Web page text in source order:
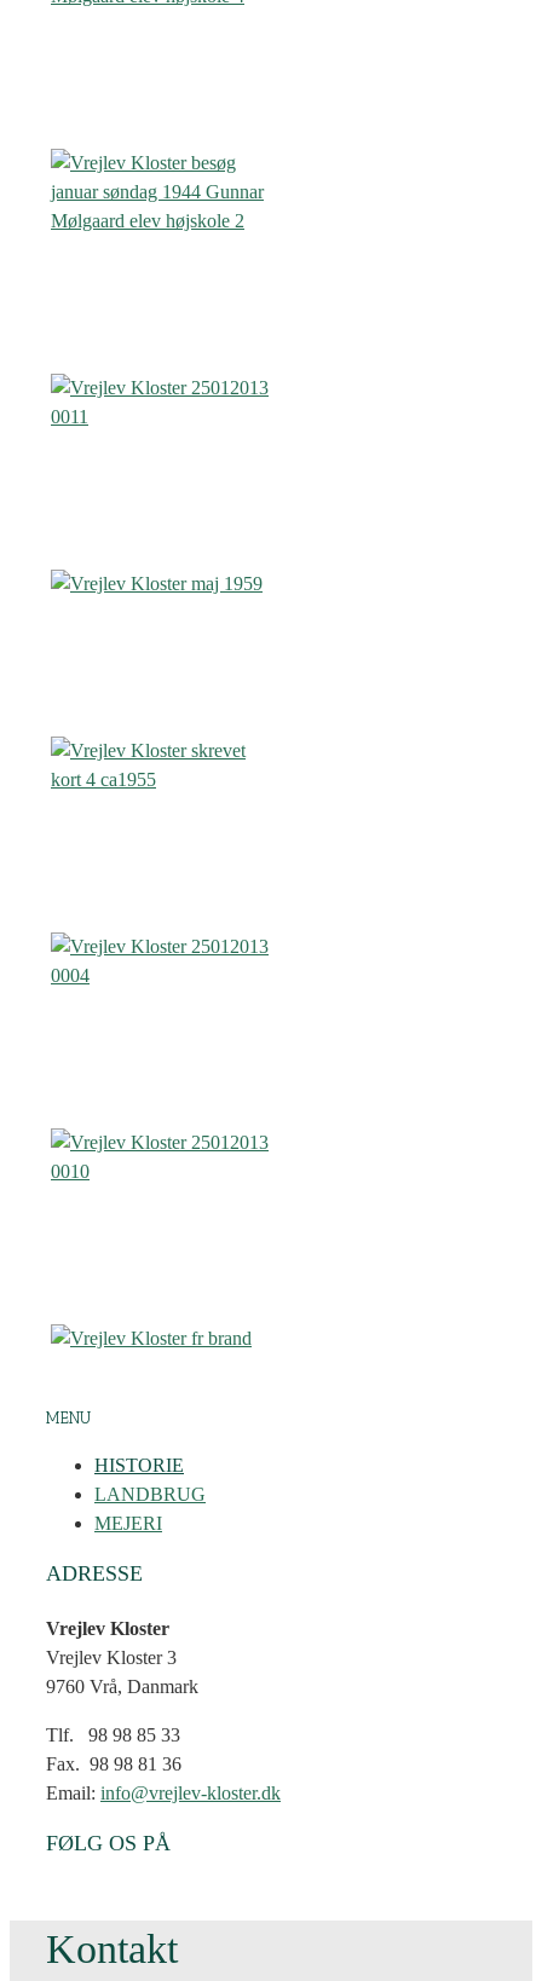
MENU
HISTORIE
LANDBRUG
MEJERI
ADRESSE
Vrejlev Kloster
Vrejlev Kloster 3
9760 Vrå, Danmark
Tlf. 98 98 85 33
Fax. 98 98 81 36
Email: info@vrejlev-kloster.dk
FØLG OS PÅ
Kontakt